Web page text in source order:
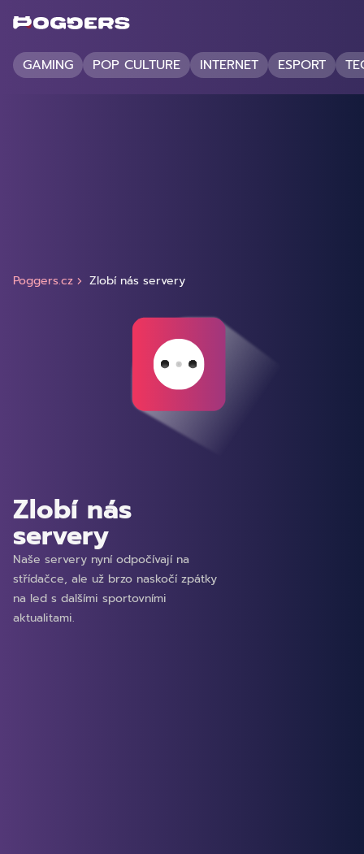
GAMING POP CULTURE INTERNET ESPORT
Poggers.cz Zlobí nás servery
Zlobí nás
servery
Naše servery nyní odpočívají na
střídačce, ale už brzo naskočí zpátky
na led s dalšími sportovními
aktualitami.